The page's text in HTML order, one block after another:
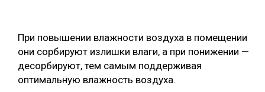
При повышении влажности воздуха в помещении
они сорбируют излишки влаги, а при понижении —
десорбируют, тем самым поддерживая
оптимальную влажность воздуха.